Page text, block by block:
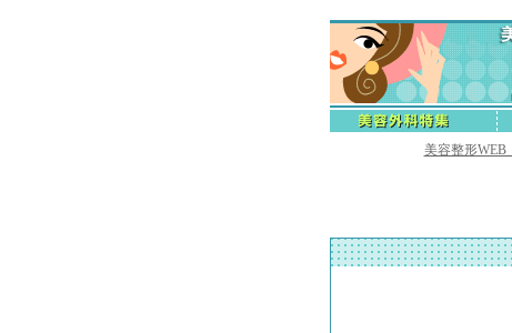
美容整形WEB